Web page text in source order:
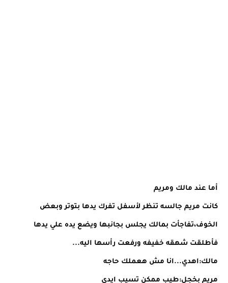
أما عند مالك ومريم
كانت مريم جالسه تنظر لأسفل تفرك يدها بتوتر وبعض
الخوف،تفاجأت بمالك يجلس بجانبها ويضع يده علي يدها
فأطلقت شهقه خفيفه ورفعت رأسها اليه...
مالك:اهدي...انا مش هعملك حاجه
مريم بخجل:طيب ممكن تسيب ايدي